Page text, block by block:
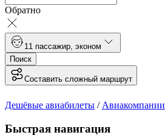
Обратно
1 1 пассажир эконом
Поиск
Составить сложный маршрут
Дешёвые авиабилеты / Авиакомпании
Быстрая навигация